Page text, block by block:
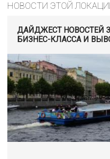
НОВОСТИ ЭТОЙ
ДАЙДЖЕСТ НОВОСТЕЙ
БИЗНЕС-КЛАССА И